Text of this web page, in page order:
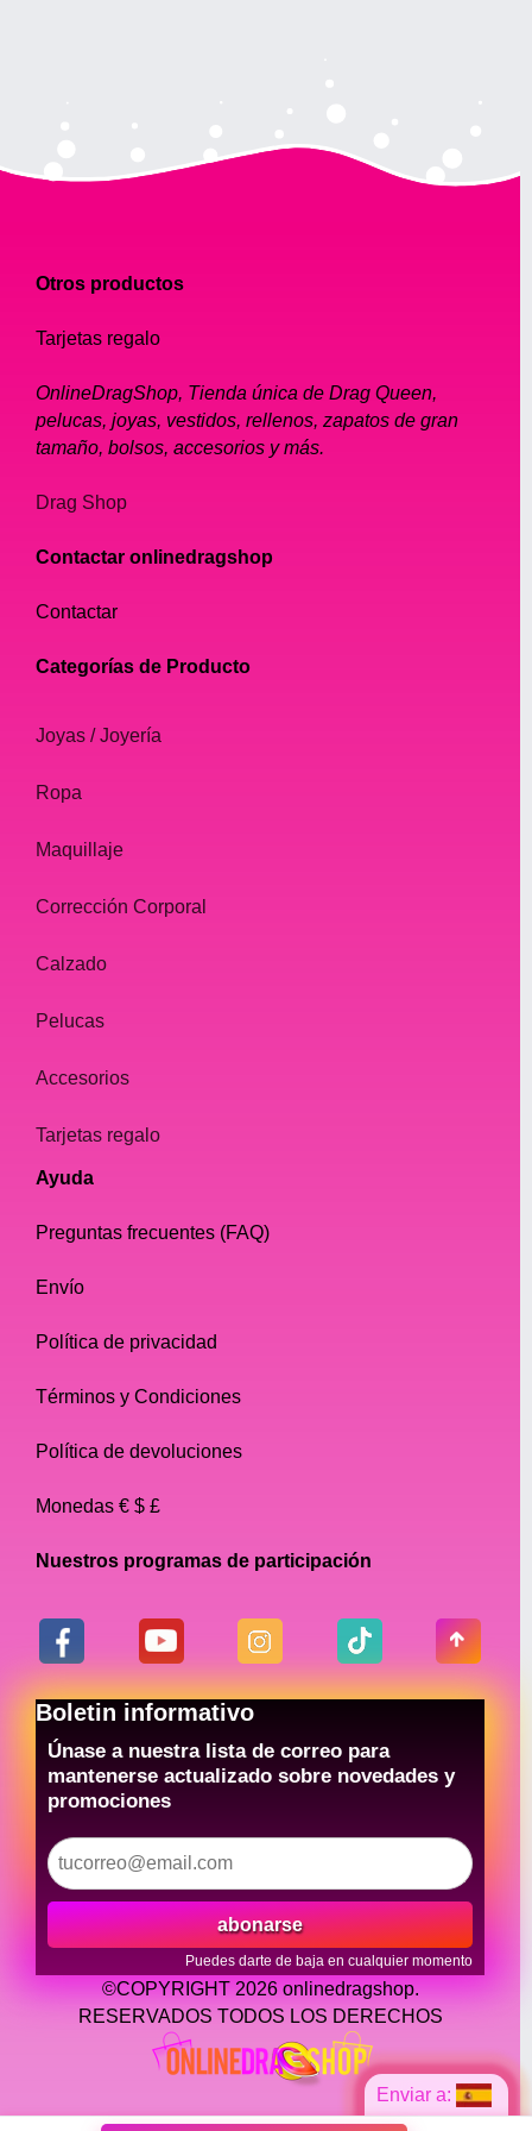
Enviar a:
Otros productos
Tarjetas regalo
OnlineDragShop, Tienda única de Drag Queen,
pelucas, joyas, vestidos, rellenos, zapatos de gran
tamaño, bolsos, accesorios y más.
Drag Shop
Contactar onlinedragshop
Contactar
Categorías de Producto
Joyas / Joyería
Ropa
Maquillaje
Corrección Corporal
Calzado
Pelucas
Accesorios
Tarjetas regalo
Ayuda
Preguntas frecuentes (FAQ)
Envío
Política de privacidad
Términos y Condiciones
Política de devoluciones
Monedas € $ £
Nuestros programas de participación
Boletin informativo
Únase a nuestra lista de correo para
mantenerse actualizado sobre novedades y
promociones
abonarse
Puedes darte de baja en cualquier momento
©COPYRIGHT 2026 onlinedragshop.
RESERVADOS TODOS LOS DERECHOS